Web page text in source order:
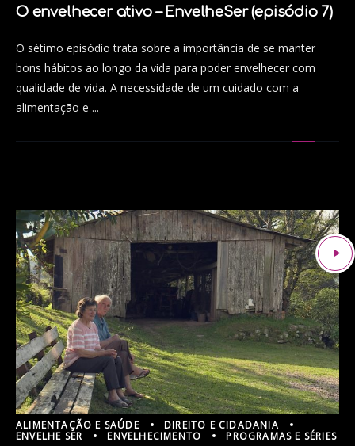
O envelhecer ativo – EnvelheSer (episódio 7)
O sétimo episódio trata sobre a importância de se manter
bons hábitos ao longo da vida para poder envelhecer com
qualidade de vida. A necessidade de um cuidado com a
alimentação e ...
ALIMENTAÇÃO E SAÚDE
DIREITO E CIDADANIA
ENVELHE SER
ENVELHECIMENTO PROGRAMAS E SÉRIES